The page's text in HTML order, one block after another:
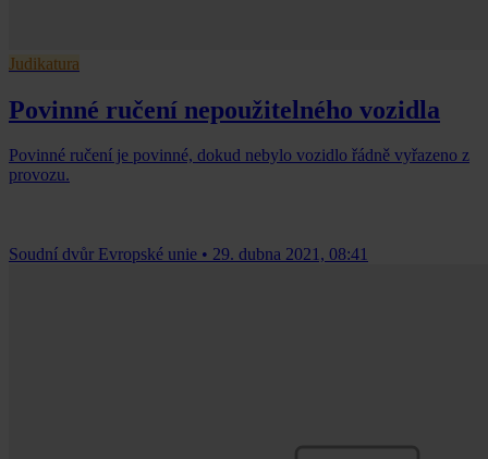
Judikatura
Povinné ručení nepoužitelného vozidla
Povinné ručení je povinné, dokud nebylo vozidlo řádně vyřazeno z
provozu.
Soudní dvůr Evropské unie • 29. dubna 2021, 08:41